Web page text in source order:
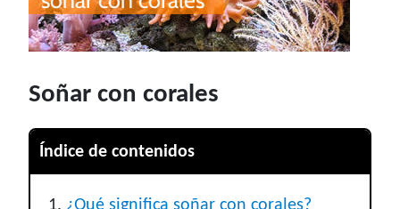
Soñar con corales
Índice de contenidos